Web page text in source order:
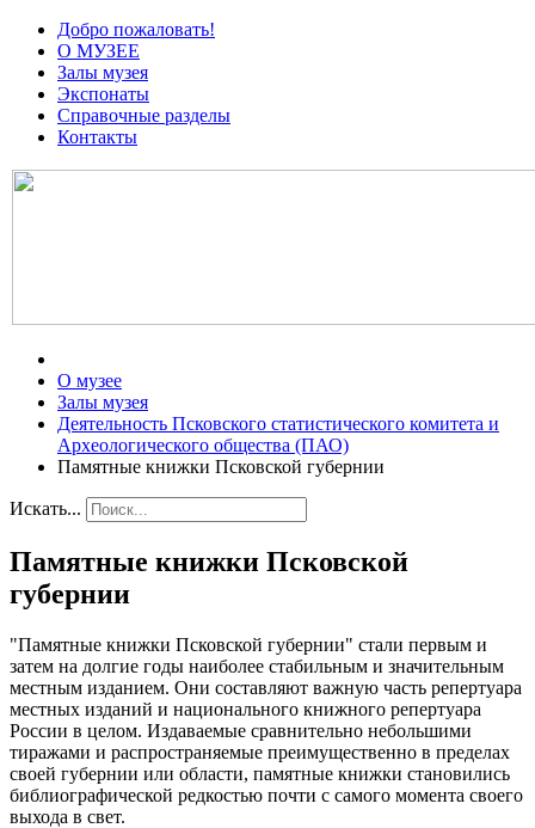
Добро пожаловать!
О МУЗЕЕ
Залы музея
Экспонаты
Справочные разделы
Контакты
О музее
Залы музея
Деятельность Псковского статистического комитета и
Археологического общества (ПАО)
Памятные книжки Псковской губернии
Искать...
Памятные книжки Псковской
губернии
"Памятные книжки Псковской губернии" стали первым и
затем на долгие годы наиболее стабильным и значительным
местным изданием. Они составляют важную часть репертуара
местных изданий и национального книжного репертуара
России в целом. Издаваемые сравнительно небольшими
тиражами и распространяемые преимущественно в пределах
своей губернии или области, памятные книжки становились
библиографической редкостью почти с самого момента своего
выхода в свет.